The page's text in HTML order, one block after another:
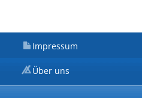
Impressum
Über uns